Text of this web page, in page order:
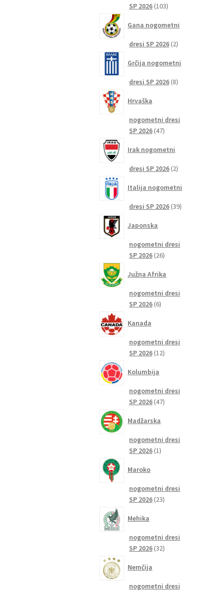
SP 2026 103103
Gana nogometni
dresi SP 2026 22
Grčija nogometni
dresi SP 2026 88
Hrvaška
nogometni dresi
SP 2026 4747
Irak nogometni
dresi SP 2026 22
Italija nogometni
dresi SP 2026 3939
Japonska
nogometni dresi
SP 2026 2626
Južna Afrika
nogometni dresi
SP 2026 66
Kanada
nogometni dresi
SP 2026 1212
Kolumbija
nogometni dresi
SP 2026 4747
Madžarska
nogometni dresi
SP 2026 11
Maroko
nogometni dresi
SP 2026 2323
Mehika
nogometni dresi
SP 2026 3232
Nemčija
nogometni dresi